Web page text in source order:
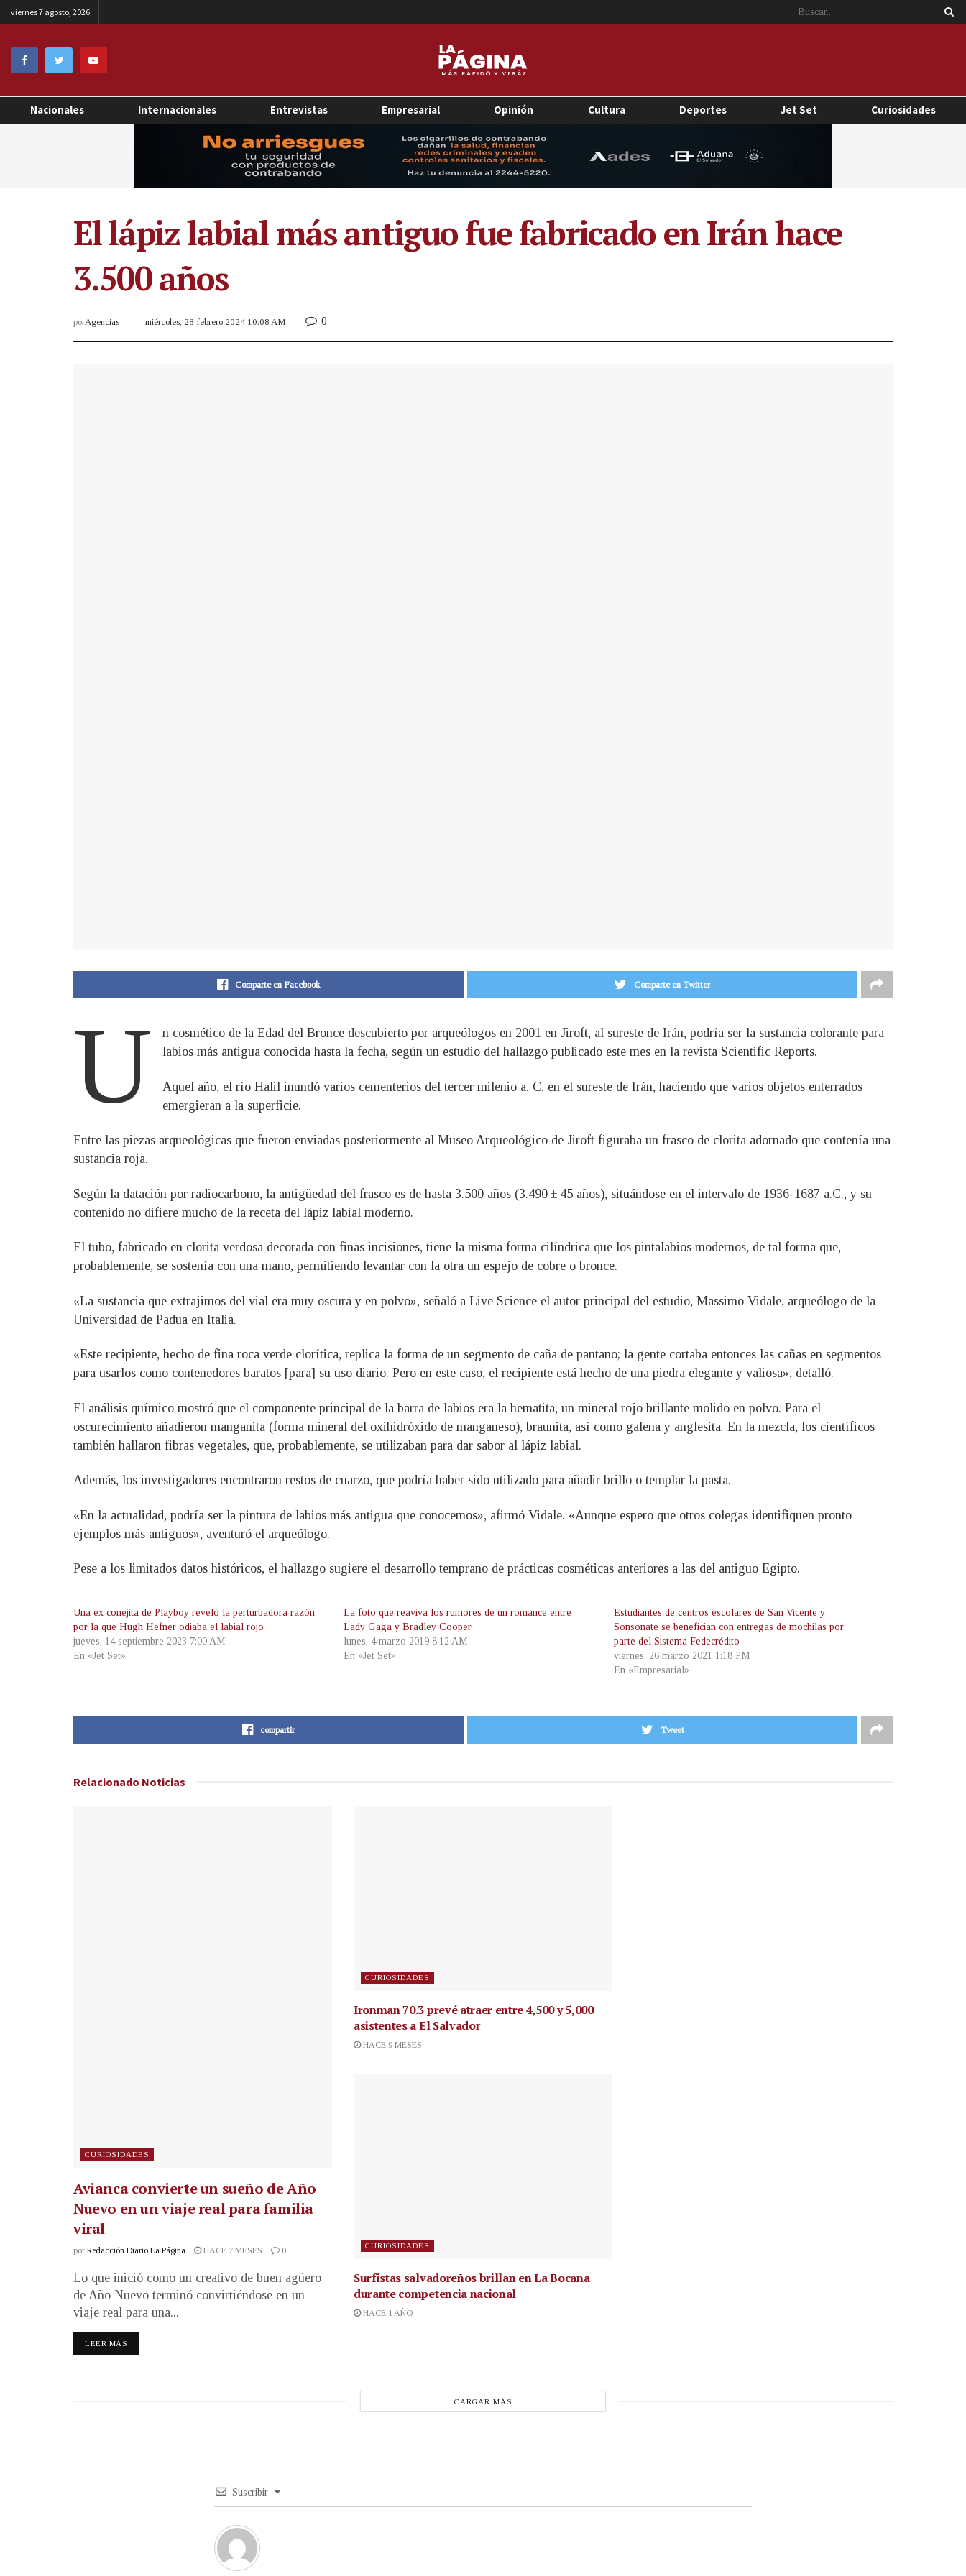
viernes 7 agosto, 2026
Nacionales Internacionales Entrevistas Empresarial Opinión Cultura Deportes Jet Set Curiosidades
El lápiz labial más antiguo fue fabricado en Irán hace
3.500 años
porAgencias miércoles, 28 febrero 2024 10:08 AM 0
Comparte en Facebook Comparte en Twitter
U
n cosmético de la Edad del Bronce descubierto por arqueólogos en 2001 en Jiroft, al sureste de Irán, podría ser la sustancia colorante para
labios más antigua conocida hasta la fecha, según un estudio del hallazgo publicado este mes en la revista Scientific Reports.
Aquel año, el río Halil inundó varios cementerios del tercer milenio a. C. en el sureste de Irán, haciendo que varios objetos enterrados
emergieran a la superficie.
Entre las piezas arqueológicas que fueron enviadas posteriormente al Museo Arqueológico de Jiroft figuraba un frasco de clorita adornado que contenía una
sustancia roja.
Según la datación por radiocarbono, la antigüedad del frasco es de hasta 3.500 años (3.490 ± 45 años), situándose en el intervalo de 1936-1687 a.C., y su
contenido no difiere mucho de la receta del lápiz labial moderno.
El tubo, fabricado en clorita verdosa decorada con finas incisiones, tiene la misma forma cilíndrica que los pintalabios modernos, de tal forma que,
probablemente, se sostenía con una mano, permitiendo levantar con la otra un espejo de cobre o bronce.
«La sustancia que extrajimos del vial era muy oscura y en polvo», señaló a Live Science el autor principal del estudio, Massimo Vidale, arqueólogo de la
Universidad de Padua en Italia.
«Este recipiente, hecho de fina roca verde clorítica, replica la forma de un segmento de caña de pantano; la gente cortaba entonces las cañas en segmentos
para usarlos como contenedores baratos [para] su uso diario. Pero en este caso, el recipiente está hecho de una piedra elegante y valiosa», detalló.
El análisis químico mostró que el componente principal de la barra de labios era la hematita, un mineral rojo brillante molido en polvo. Para el
oscurecimiento añadieron manganita (forma mineral del oxihidróxido de manganeso), braunita, así como galena y anglesita. En la mezcla, los científicos
también hallaron fibras vegetales, que, probablemente, se utilizaban para dar sabor al lápiz labial.
Además, los investigadores encontraron restos de cuarzo, que podría haber sido utilizado para añadir brillo o templar la pasta.
«En la actualidad, podría ser la pintura de labios más antigua que conocemos», afirmó Vidale. «Aunque espero que otros colegas identifiquen pronto
ejemplos más antiguos», aventuró el arqueólogo.
Pese a los limitados datos históricos, el hallazgo sugiere el desarrollo temprano de prácticas cosméticas anteriores a las del antiguo Egipto.
Una ex conejita de Playboy reveló la perturbadora razón
por la que Hugh Hefner odiaba el labial rojo
jueves, 14 septiembre 2023 7:00 AM
En «Jet Set»
La foto que reaviva los rumores de un romance entre
Lady Gaga y Bradley Cooper
lunes, 4 marzo 2019 8:12 AM
En «Jet Set»
Estudiantes de centros escolares de San Vicente y
Sonsonate se benefician con entregas de mochilas por
parte del Sistema Fedecrédito
viernes, 26 marzo 2021 1:18 PM
En «Empresarial»
compartir Tweet
Relacionado Noticias
CURIOSIDADES
Avianca convierte un sueño de Año
Nuevo en un viaje real para familia
viral
por Redacción Diario La Página HACE 7 MESES 0
Lo que inició como un creativo de buen agüero
de Año Nuevo terminó convirtiéndose en un
viaje real para una...
LEER MÁS
CURIOSIDADES
Ironman 70.3 prevé atraer entre 4,500 y 5,000
asistentes a El Salvador
HACE 9 MESES
CURIOSIDADES
Surfistas salvadoreños brillan en La Bocana
durante competencia nacional
HACE 1 AÑO
CARGAR MÁS
Suscribir